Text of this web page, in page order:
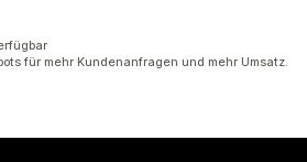
für mehr Kundenanfragen und mehr Umsatz.